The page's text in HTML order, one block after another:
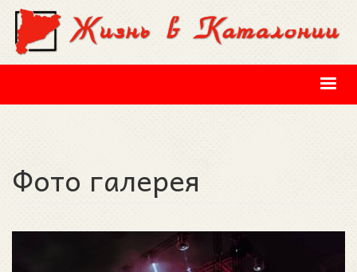
Перейти к основному содержанию
Фото галерея